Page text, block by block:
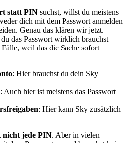
statt PIN suchst, willst du meistens
dich mit dem Passwort anmelden
Genau das klären wir jetzt.
das Passwort wirklich brauchst
weil das die Sache sofort
: Hier brauchst du dein Sky
: Auch hier ist meistens das Passwort
: Hier kann Sky zusätzlich
nicht jede PIN. Aber in vielen